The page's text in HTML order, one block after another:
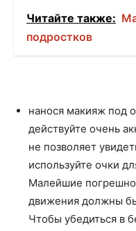
Читайте также:
подростков
нанося макияж под
действуйте очень
не позволяет
используйте очки
Малейшие
движения должны
Чтобы убедиться в